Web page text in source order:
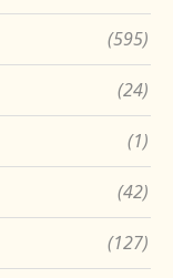
(595)
(24)
(1)
(42)
(127)